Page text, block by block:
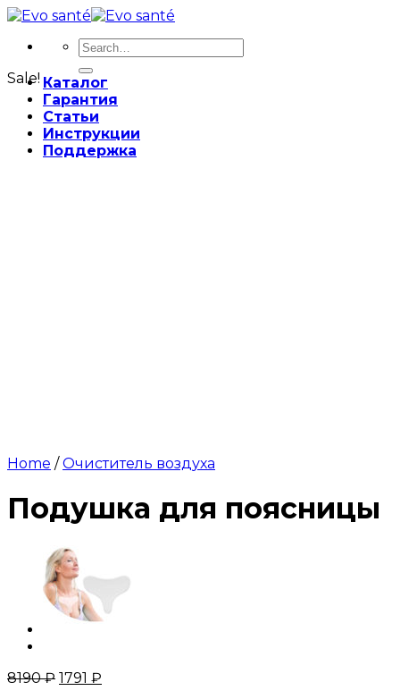
Skip
content
Search
for:
Каталог
Гарантия
Статьи
Инструкции
Поддержка
Sale!
Home / Очиститель воздуха
Подушка для поясницы
8190₽ 1791 ₽